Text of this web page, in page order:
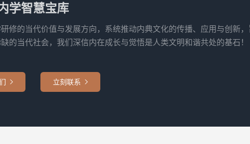
学智慧宝库
修的当代价值与发展方向，系统推动内典文化的传播、应用与创新
的当代社会，我们深信内在成长与觉悟是人类文明和谐共处的基石！
 立刻联系 